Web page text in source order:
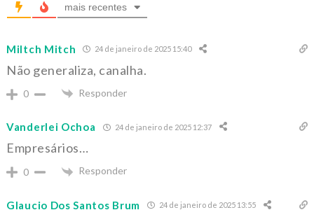
mais recentes
Miltch Mitch 24 de janeiro de 2025 15:40
Não generaliza, canalha.
0 Responder
Vanderlei Ochoa 24 de janeiro de 2025 12:37
Empresários…
0 Responder
Glaucio Dos Santos Brum 24 de janeiro de 2025 13:55